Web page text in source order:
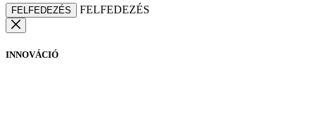
FELFEDEZÉS FELFEDEZÉS
INNOVÁCIÓ